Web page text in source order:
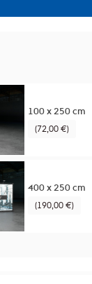
100 x 250 cm
(72,00 €)
400 x 250 cm
(190,00 €)